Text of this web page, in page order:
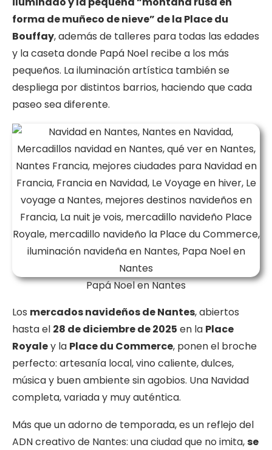
forma de muñeco de nieve” de la Place du
Bouffay, además de talleres para todas las edades
y la caseta donde Papá Noel recibe a los más
pequeños. La iluminación artística también se
despliega por distintos barrios, haciendo que cada
paseo sea diferente.
Papá Noel en Nantes
Los mercados navideños de Nantes, abiertos
hasta el 28 de diciembre de 2025 en la Place
Royaley la Place du Commerce, ponen el broche
perfecto: artesanía local, vino caliente, dulces,
música y buen ambiente sin agobios. Una Navidad
completa, variada y muy auténtica.
Más que un adorno de temporada, es un reflejo del
ADN creativo de Nantes: una ciudad que no imita,se